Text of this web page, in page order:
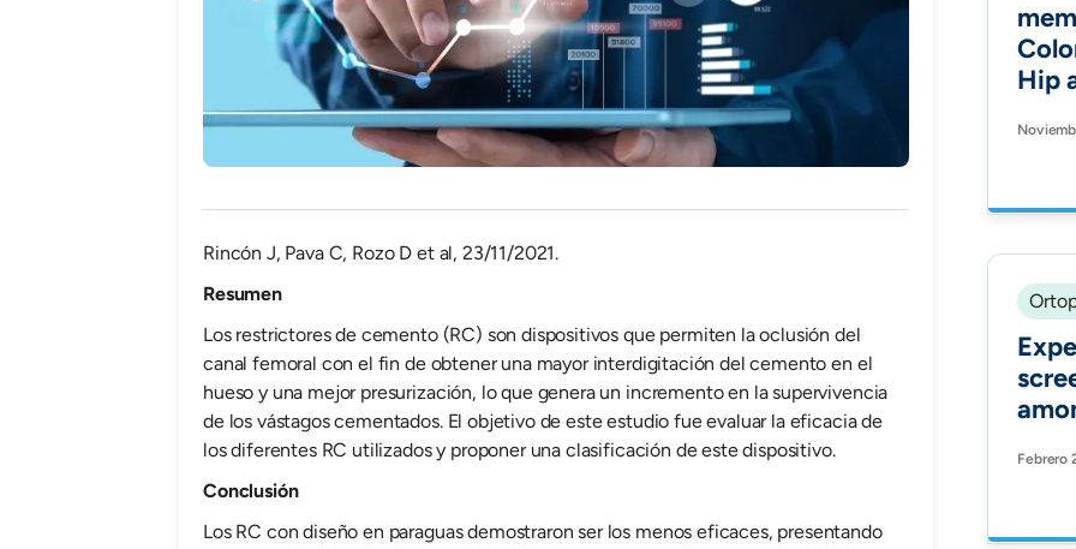
Rincón J, Pava C, Rozo D et al, 23/11/2021.
Resumen
Los restrictores de cemento (RC) son dispositivos que permiten la oclusión del
canal femoral con el fin de obtener una mayor interdigitación del cemento en el
hueso y una mejor presurización, lo que genera un incremento en la supervivencia
de los vástagos cementados. El objetivo de este estudio fue evaluar la eficacia de
los diferentes RC utilizados y proponer una clasificación de este dispositivo.
Conclusión
Los RC con diseño en paraguas demostraron ser los menos eficaces, presentando
Hip
a
Febrero